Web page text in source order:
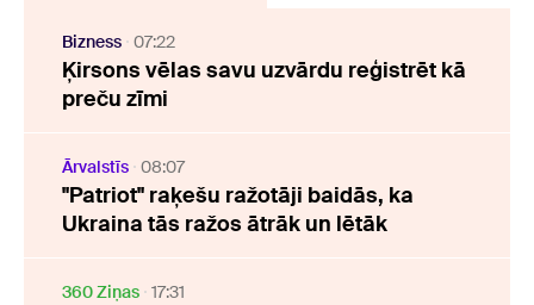
Bizness 07:22
Ķirsons vēlas savu uzvārdu reģistrēt kā
preču zīmi
Ārvalstīs 08:07
"Patriot" raķešu ražotāji baidās, ka
Ukraina tās ražos ātrāk un lētāk
360 Ziņas 17:31